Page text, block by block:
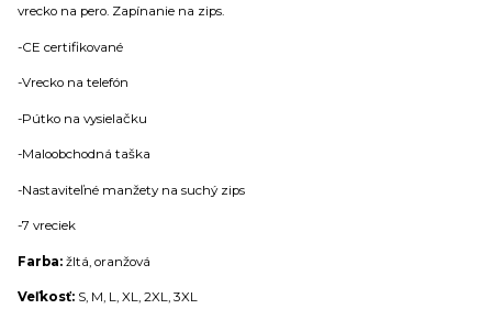
vrecko na pero. Zapínanie na zips.
-CE certifikované
-Vrecko na telefón
-Pútko na vysielačku
-Maloobchodná taška
-Nastaviteľné manžety na suchý zips
-7 vreciek
Farba: žltá, oranžová
Veľkosť: S, M, L, XL, 2XL, 3XL